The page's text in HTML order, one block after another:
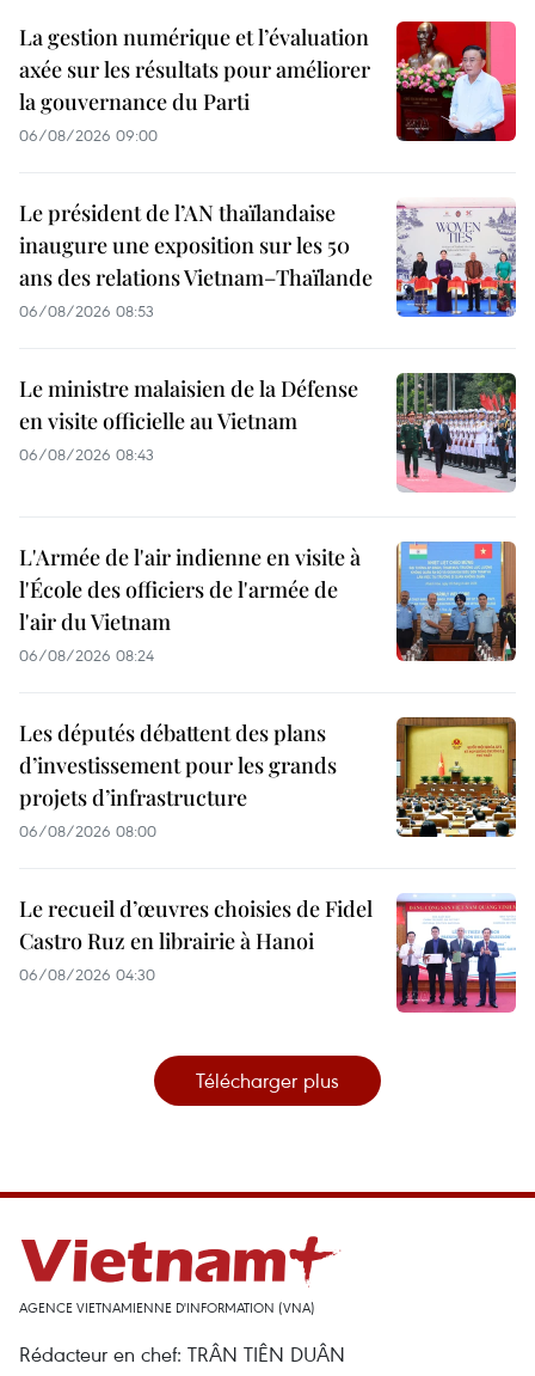
La gestion numérique et l’évaluation
axée sur les résultats pour améliorer
la gouvernance du Parti
06/08/2026 09:00
Le président de l’AN thaïlandaise
inaugure une exposition sur les 50
ans des relations Vietnam–Thaïlande
06/08/2026 08:53
Le ministre malaisien de la Défense
en visite officielle au Vietnam
06/08/2026 08:43
L'Armée de l'air indienne en visite à
l'École des officiers de l'armée de
l'air du Vietnam
06/08/2026 08:24
Les députés débattent des plans
d’investissement pour les grands
projets d’infrastructure
06/08/2026 08:00
Le recueil d’œuvres choisies de Fidel
Castro Ruz en librairie à Hanoi
06/08/2026 04:30
Télécharger plus
AGENCE VIETNAMIENNE D'INFORMATION (VNA)
Rédacteur en chef: TRÂN TIÊN DUÂN